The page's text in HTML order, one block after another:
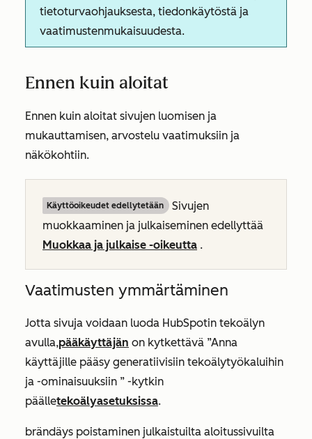
tietoturvaohjauksesta, tiedonkäytöstä ja
vaatimustenmukaisuudesta.
Ennen kuin aloitat
Ennen kuin aloitat sivujen luomisen ja
mukauttamisen, arvostelu vaatimuksiin ja
näkökohtiin.
Käyttöoikeudet edellytetään
Sivujen
muokkaaminen ja julkaiseminen edellyttää
Muokkaa ja julkaise -oikeutta .
Vaatimusten ymmärtäminen
Jotta sivuja voidaan luoda HubSpotin tekoälyn
avulla,pääkäyttäjän on kytkettävä ”Anna
käyttäjille pääsy generatiivisiin tekoälytyökaluihin
ja -ominaisuuksiin ” -kytkin
päälletekoälyasetuksissa.
brändäys poistaminen julkaistuilta aloitussivuilta